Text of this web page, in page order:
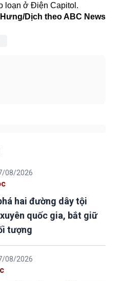
loạn ở Điện Capitol.
Dịch theo ABC News
08/2026
hai đường dây tội
quốc gia, bắt giữ
tượng
08/2026